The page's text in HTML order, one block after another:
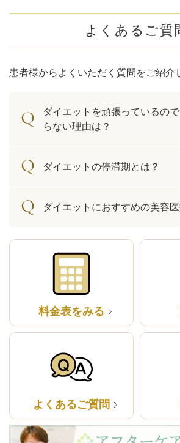
よくあるご質
患者様からよくいただく質問をご紹介
ダイエットを頑張っているの
らない理由は？
ダイエットの停滞期とは？
ダイエットにおすすめの美容医
料金表をみる
よくあるご質問